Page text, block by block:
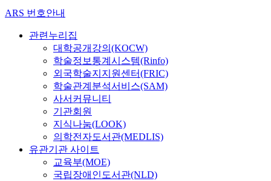
ARS 번호안내
관련누리집
대학공개강의(KOCW)
학술정보통계시스템(Rinfo)
외국학술지지원센터(FRIC)
학술관계분석서비스(SAM)
사서커뮤니티
기관회원
지식나눔(LOOK)
의학전자도서관(MEDLIS)
유관기관 사이트
교육부(MOE)
국립장애인도서관(NLD)